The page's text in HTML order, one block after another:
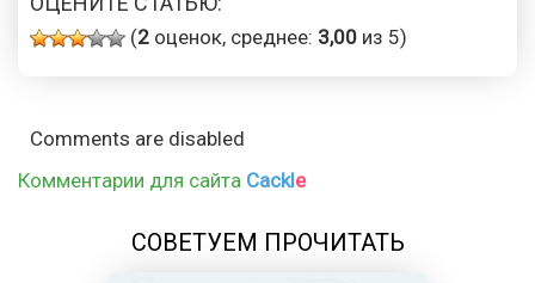
(2 оценок, среднее: 3,00 из 5)
Comments are disabled
Комментарии для сайта Cackle
СОВЕТУЕМ ПРОЧИТАТЬ